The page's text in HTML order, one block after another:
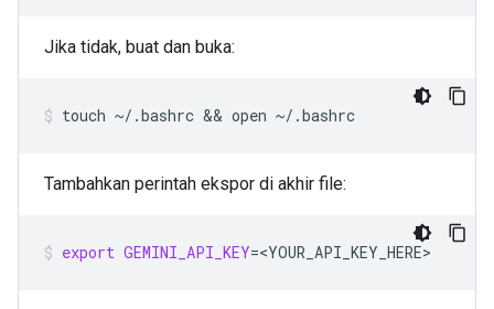
Jika tidak, buat dan buka:
touch ~/.bashrc && open ~/.bashrc
Tambahkan perintah ekspor di akhir file:
export GEMINI_API_KEY=<YOUR_API_KEY_HERE>